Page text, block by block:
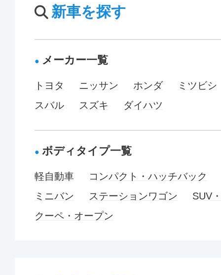
新車を探す
メーカー一覧
トヨタ ニッサン ホンダ
ミツビシ
スバル
スズキ ダイハツ
ボディタイプ一覧
軽自動車
コンパクト・ハッチバック
ミニバン
ステーションワゴン
SUV
クーペ・オープン